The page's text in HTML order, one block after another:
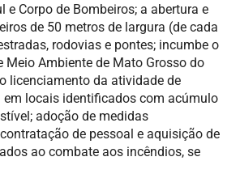
e Corpo de Bombeiros; a abertura e
de 50 metros de largura (de cada
rodovias e pontes; incumbe o
Meio Ambiente de Mato Grosso do
licenciamento da atividade de
locais identificados com acúmulo
adoção de medidas
de pessoal e aquisição de
ao combate aos incêndios, se